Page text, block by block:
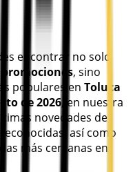
encontrar no solo
promociones, sino
populares en Toluca
de 2026, en nuestra
novedades de
así como
más cercanas en